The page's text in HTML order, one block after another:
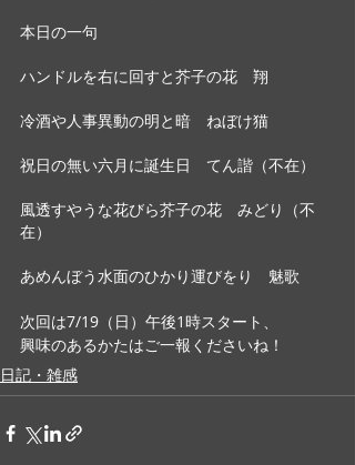
本日の一句
ハンドルを右に回すと芥子の花　翔
冷酒や人事異動の明と暗　ねぼけ猫
祝日の無い六月に誕生日　てん諧（不在）
風透すやうな花びら芥子の花　みどり（不
在）
あめんぼう水面のひかり運びをり　魅歌
次回は7/19（日）午後1時スタート、
興味のあるかたはご一報くださいね！
日記・雑感